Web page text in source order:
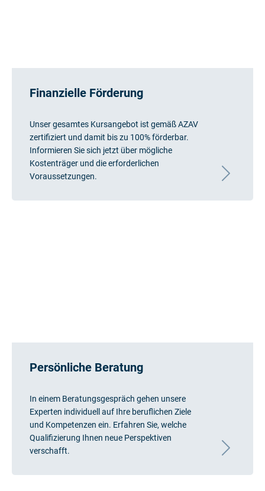
Finanzielle Förderung
Unser gesamtes Kursangebot ist gemäß AZAV
zertifiziert und damit bis zu 100% förderbar.
Informieren Sie sich jetzt über mögliche
Kostenträger und die erforderlichen
Voraussetzungen.
Persönliche Beratung
In einem Beratungsgespräch gehen unsere
Experten individuell auf Ihre beruflichen Ziele
und Kompetenzen ein. Erfahren Sie, welche
Qualifizierung Ihnen neue Perspektiven
verschafft.